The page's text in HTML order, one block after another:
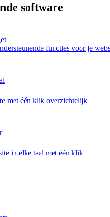
software
functies voor je
met één klik overzichtelijk
in elke taal met één klik